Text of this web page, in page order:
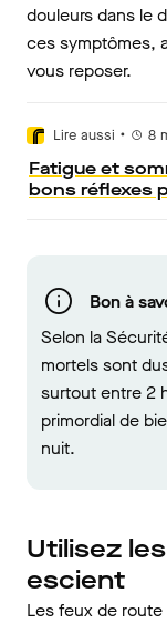
douleurs dans le
ces symptômes,
vous reposer.
Lire aussi • 8
Fatigue et
bons réflexes
Bon à
Selon la
mortels sont
surtout entre 2
primordial de
nuit​.
Utilisez
escient
Les feux de route